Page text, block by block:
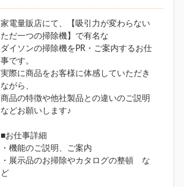
家電量販店にて、【吸引力が変わらない
ただ一つの掃除機】で有名な
ダイソンの掃除機をPR・ご案内するお仕
事です。
実際に商品をお客様に体感していただき
ながら、
商品の特徴や他社製品との違いのご説明
などお願いします♪
■お仕事詳細
・機能のご説明、ご案内
・展示品のお掃除やカタログの整頓 な
ど